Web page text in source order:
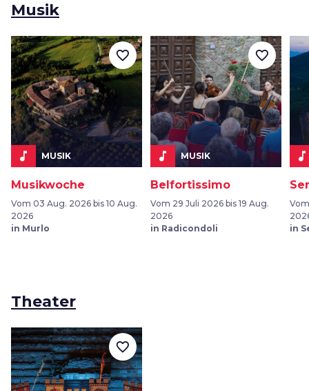
Musik
music_note MUSIK
Musikwoche
Vom 03 Aug. 2026 bis 10 Aug.
2026
in Murlo
favorite_border
music_note MUSIK
Belfortissimo
Vom 29 Juli 2026 bis 19 Aug.
2026
in Radicondoli
favorite_border
music_note
in
Theater
favorite_border